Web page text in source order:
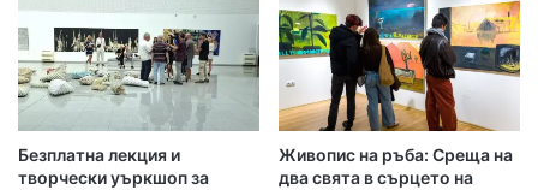
Безплатна лекция и
творчески уъркшоп за
Живопис на ръба: Среща на
два свята в сърцето на